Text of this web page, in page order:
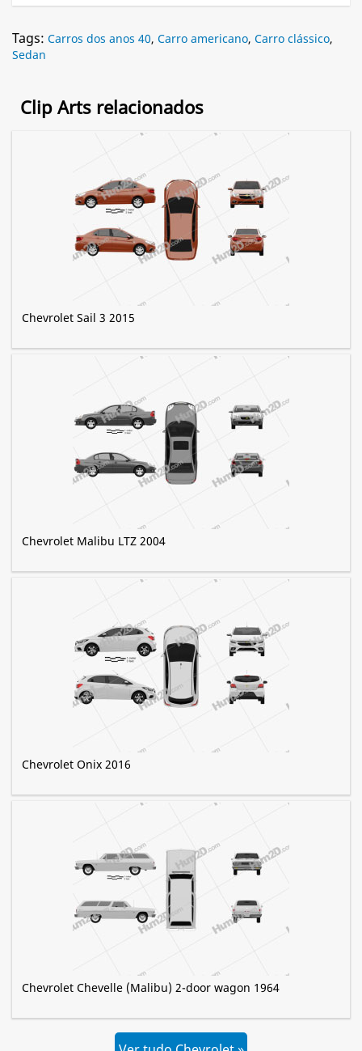
Tags: Carros dos anos 40, Carro americano, Carro clássico,
Sedan
Clip Arts relacionados
Chevrolet Sail 3 2015
Chevrolet Malibu LTZ 2004
Chevrolet Onix 2016
Chevrolet Chevelle (Malibu) 2-door wagon 1964